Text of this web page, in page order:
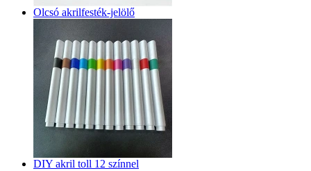
Olcsó akrilfesték-jelölő
DIY akril toll 12 színnel